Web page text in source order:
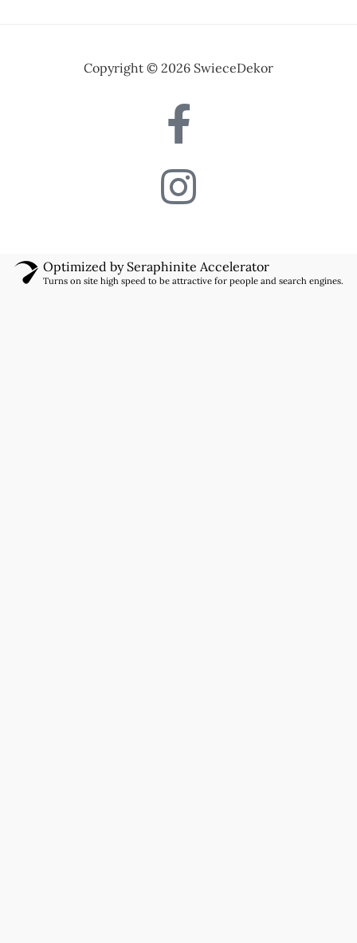
Copyright © 2026 SwieceDekor
Optimized by Seraphinite Accelerator
Turns on site high speed to be attractive for people and search engines.